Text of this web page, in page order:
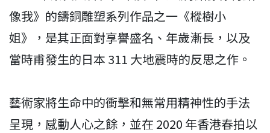
像我》的鑄銅雕塑系列作品之一《樅樹小
姐》，是其正面對享譽盛名、年歲漸長，以及
當時甫發生的日本 311 大地震時的反思之作。
藝術家將生命中的衝擊和無常用精神性的手法
呈現，感動人心之餘，並在 2020 年香港春拍以